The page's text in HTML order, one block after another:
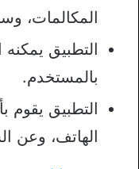
المكالمات،
التطبيق
بالمستخدم.
التطبيق يقوم
الهاتف، وعن